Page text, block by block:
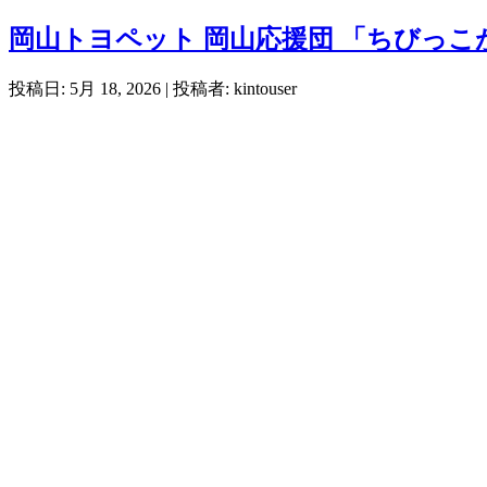
岡山トヨペット 岡山応援団 「ちびっこ
投稿日: 5月 18, 2026 | 投稿者: kintouser